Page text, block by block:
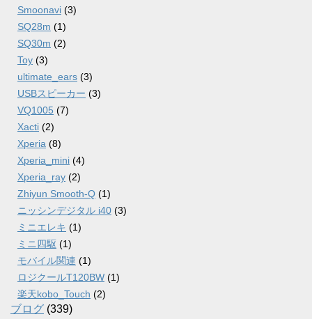
Smoonavi (3)
SQ28m (1)
SQ30m (2)
Toy (3)
ultimate_ears (3)
USBスピーカー (3)
VQ1005 (7)
Xacti (2)
Xperia (8)
Xperia_mini (4)
Xperia_ray (2)
Zhiyun Smooth-Q (1)
ニッシンデジタル i40 (3)
ミニエレキ (1)
ミニ四駆 (1)
モバイル関連 (1)
ロジクールT120BW (1)
楽天kobo_Touch (2)
ブログ (339)